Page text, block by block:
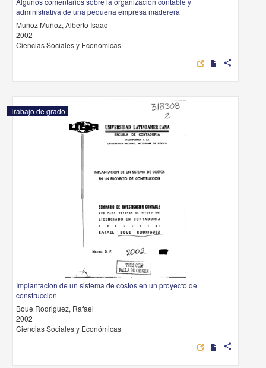
administrativa de una pequena empresa maderera
Muñoz Muñoz, Alberto Isaac
2002
Ciencias Sociales y Económicas
share
Trabajo de grado
Implantacion de un sistema de costos en un proyecto de
construccion
Boue Rodriguez, Rafael
2002
Ciencias Sociales y Económicas
share